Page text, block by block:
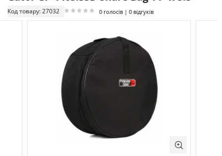
Код товару: 27032 0 голосів | 0 відгуків